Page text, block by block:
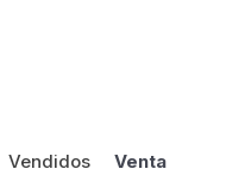
Vendidos Venta